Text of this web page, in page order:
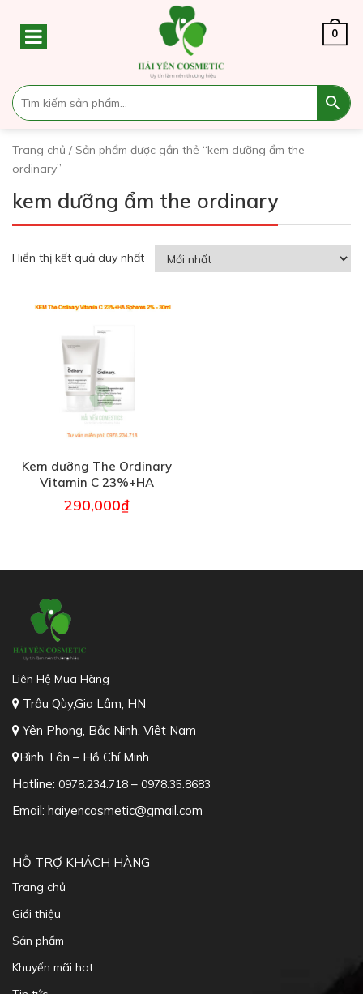
0
Trang chủ / Sản phẩm được gắn thẻ “kem dưỡng ẩm the
ordinary”
kem dưỡng ẩm the ordinary
Hiển thị kết quả duy nhất
Kem dưỡng The Ordinary
Vitamin C 23%+HA
Spheres 2% – 30ml
290,000₫
Liên Hệ Mua Hàng
Trâu Qùy,Gia Lâm, HN
Yên Phong, Bắc Ninh, Viêt Nam
Bình Tân – Hồ Chí Minh
Hotline: 0978.234.718 – 0978.35.8683
Email: haiyencosmetic@gmail.com
HỖ TRỢ KHÁCH HÀNG
Trang chủ
Giới thiệu
Sản phẩm
Khuyến mãi hot